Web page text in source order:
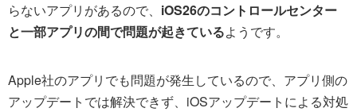
らないアプリがあるので、 iOS26のコントロールセンター
と一部アプリの間で問題が起きているようです。
Apple社のアプリでも問題が発生しているので、アプリ側の
アップデートでは解決できず、iOSアップデートによる対処